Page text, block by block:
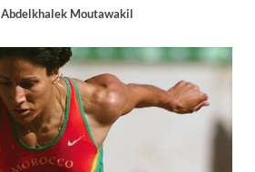
Abdelkhalek Moutawakil